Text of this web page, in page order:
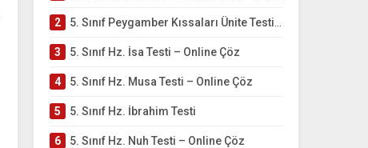
2 5. Sınıf Peygamber Kıssaları Ünite Testi – Online Çöz
3 5. Sınıf Hz. İsa Testi – Online Çöz
4 5. Sınıf Hz. Musa Testi – Online Çöz
5 5. Sınıf Hz. İbrahim Testi
6 5. Sınıf Hz. Nuh Testi – Online Çöz